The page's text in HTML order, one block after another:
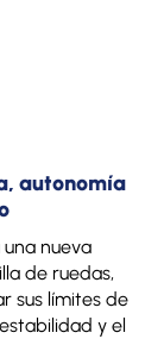
autonomía
nueva
de ruedas,
sus límites de
y el